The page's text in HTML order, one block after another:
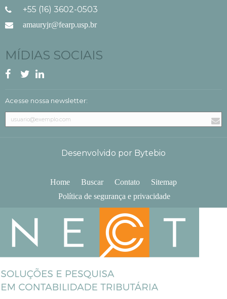
+55 (16) 3602-0503
amauryjr@fearp.usp.br
MÍDIAS SOCIAIS
Acesse nossa newsletter:
Desenvolvido por Bytebio
Home Buscar Contato
Sitemap
Política de segurança e privacidade